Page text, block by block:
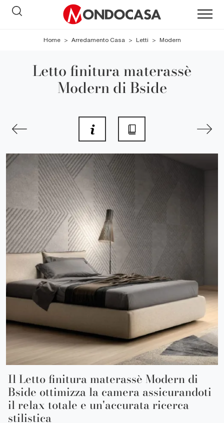
Home > Arredamento Casa > Letti > Modern
Letto finitura materassè
Modern di Bside
Il Letto finitura materassè Modern di
Bside ottimizza la camera assicurandoti
il relax totale e un'accurata ricerca
stilistica